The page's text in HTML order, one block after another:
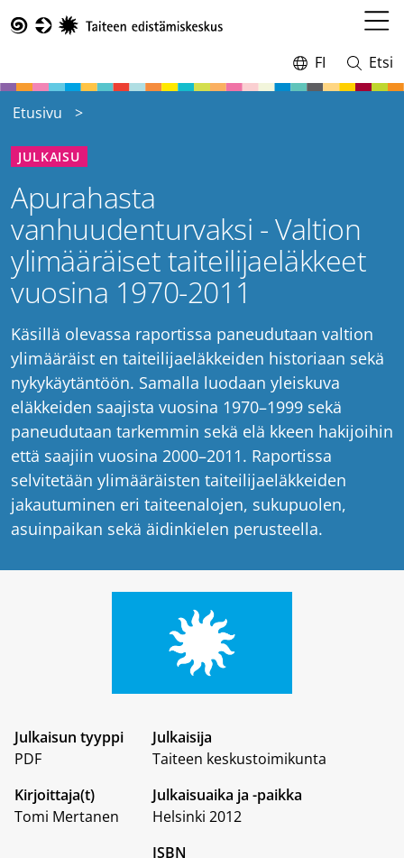
pääsisältöön
valikko
Vaihda
kieltä,
FI
Avaa
ja
Etsi
Etusivu
JULKAISU
Apurahasta
vanhuudenturvaksi - Valtion
ylimääräiset taiteilijaeläkkeet
vuosina 1970-2011
Käsillä olevassa raportissa paneudutaan valtion
ylimääräist en taiteilijaeläkkeiden historiaan sekä
nykykäytäntöön. Samalla luodaan yleiskuva
eläkkeiden saajista vuosina 1970–1999 sekä
paneudutaan tarkemmin sekä elä kkeen hakijoihin
että saajiin vuosina 2000–2011. Raportissa
selvitetään ylimääräisten taiteilijaeläkkeiden
jakautuminen eri taiteenalojen, sukupuolen,
asuinpaikan sekä äidinkielen perusteella.
Julkaisun tyyppi
PDF
Kirjoittaja(t)
Tomi Mertanen
Julkaisija
Taiteen keskustoimikunta
Julkaisuaika ja -paikka
Helsinki 2012
ISBN